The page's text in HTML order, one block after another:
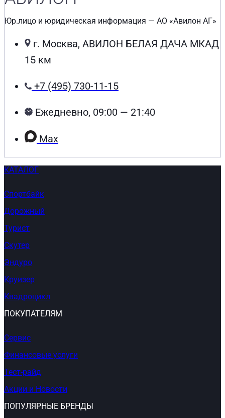
Юр.лицо и юридическая информация — АО «Авилон АГ»
г. Москва, АВИЛОН БЕЛАЯ ДАЧА МКАД
15 км
+7 (495) 730-11-15
Ежедневно, 09:00 — 21:40
Max
КАТАЛОГ
Спортбайк
Дорожный
Турист
Скутер
Эндуро
Круизер
Квадроцикл
ПОКУПАТЕЛЯМ
Сервис
Финансовые услуги
Тест-райд
Акции и Новости
ПОПУЛЯРНЫЕ БРЕНДЫ